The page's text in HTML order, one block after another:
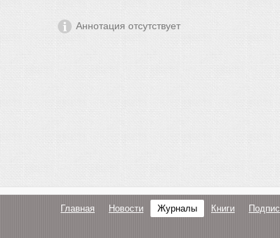
Аннотация отсутствует
Главная Новости Журналы Книги